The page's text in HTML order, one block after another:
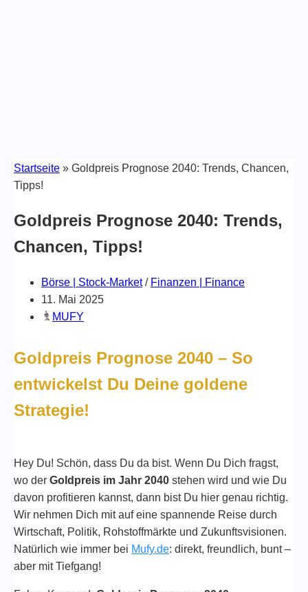
Startseite » Goldpreis Prognose 2040: Trends, Chancen,
Tipps!
Goldpreis Prognose 2040: Trends,
Chancen, Tipps!
Börse | Stock-Market/ Finanzen | Finance
11. Mai 2025
MUFY
Goldpreis Prognose 2040 – So
entwickelst Du Deine goldene
Strategie!
Hey Du! Schön, dass Du da bist. Wenn Du Dich fragst,
wo der Goldpreis im Jahr 2040 stehen wird und wie Du
davon profitieren kannst, dann bist Du hier genau richtig.
Wir nehmen Dich mit auf eine spannende Reise durch
Wirtschaft, Politik, Rohstoffmärkte und Zukunftsvisionen.
Natürlich wie immer bei Mufy.de: direkt, freundlich, bunt –
aber mit Tiefgang!